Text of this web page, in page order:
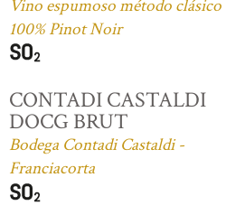
Vino espumoso método clásico
100% Pinot Noir
CONTADI CASTALDI
DOCG BRUT
Bodega Contadi Castaldi -
Franciacorta